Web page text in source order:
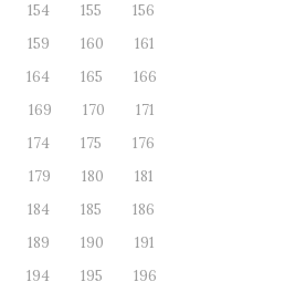
154 155
156
159 160
161
164 165
166
169 170
171
174 175
176
179 180
181
184 185
186
189 190
191
194 195
196